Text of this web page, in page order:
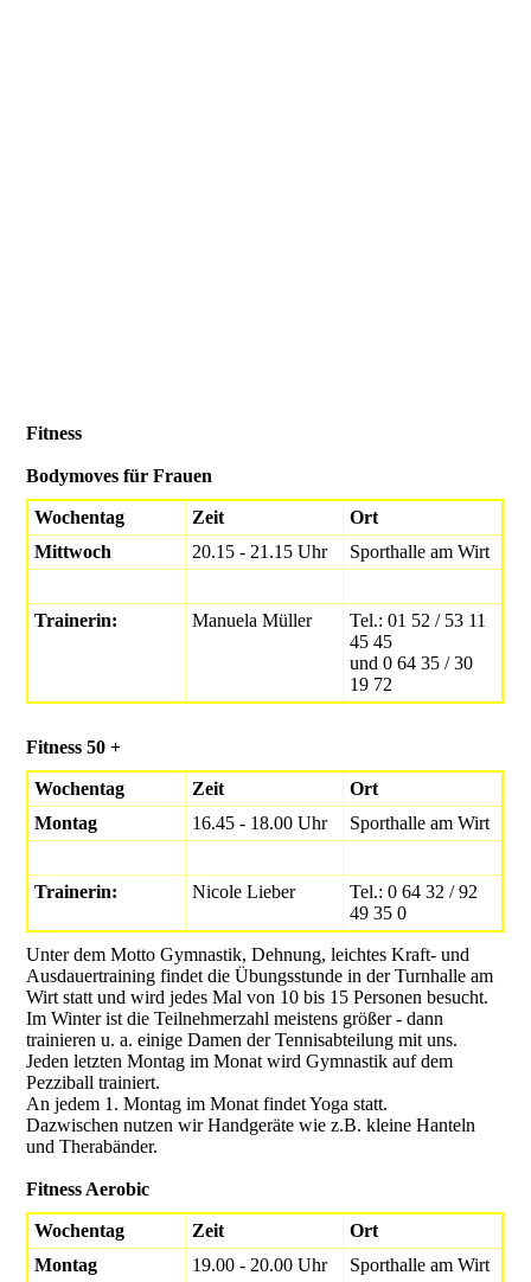
Fitness
Bodymoves für Frauen
Wochentag Zeit
Ort
Mittwoch
20.15 - 21.15 Uhr Sporthalle am Wirt
Trainerin: Manuela Müller
Tel.: 01 52 / 53 11
45 45
und 0 64 35 / 30
19 72
Fitness 50 +
Wochentag Zeit
Ort
Montag
16.45 - 18.00 Uhr Sporthalle am Wirt
Trainerin: Nicole Lieber
Tel.: 0 64 32 / 92
49 35 0
Unter dem Motto Gymnastik, Dehnung, leichtes Kraft- und
Ausdauertraining findet die Übungsstunde in der Turnhalle am
Wirt statt und wird jedes Mal von 10 bis 15 Personen besucht.
Im Winter ist die Teilnehmerzahl meistens größer - dann
trainieren u. a. einige Damen der Tennisabteilung mit uns.
Jeden letzten Montag im Monat wird Gymnastik auf dem
Pezziball trainiert.
An jedem 1. Montag im Monat findet Yoga statt.
Dazwischen nutzen wir Handgeräte wie z.B. kleine Hanteln
und Therabänder.
Fitness Aerobic
Wochentag Zeit
Ort
Montag
19.00 - 20.00 Uhr Sporthalle am Wirt